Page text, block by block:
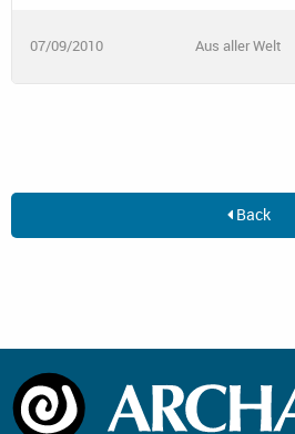
07/09/2010 Aus aller Welt
Back